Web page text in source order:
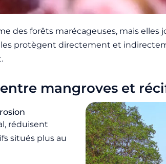
des forêts marécageuses, mais
protègent directement et
mangroves et
réduisent
situés plus au